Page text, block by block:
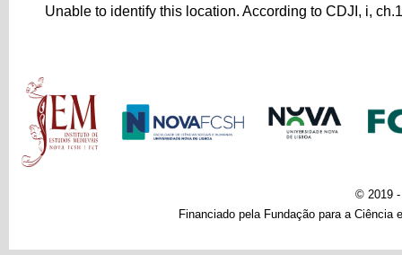
Unable to identify this location. According to CDJI, i,
Main menu
© 2019 -
Financiado pela Fundação para a Ciência